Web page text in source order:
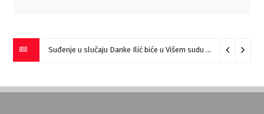
Suđenje u slučaju Danke Ilić biće u Višem sudu u Negotinu?